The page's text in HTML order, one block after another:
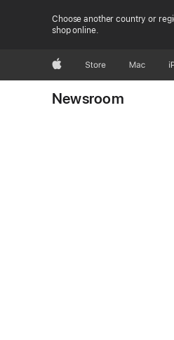
Choose another country or
shop online.
AppleStore Mac
Newsroom